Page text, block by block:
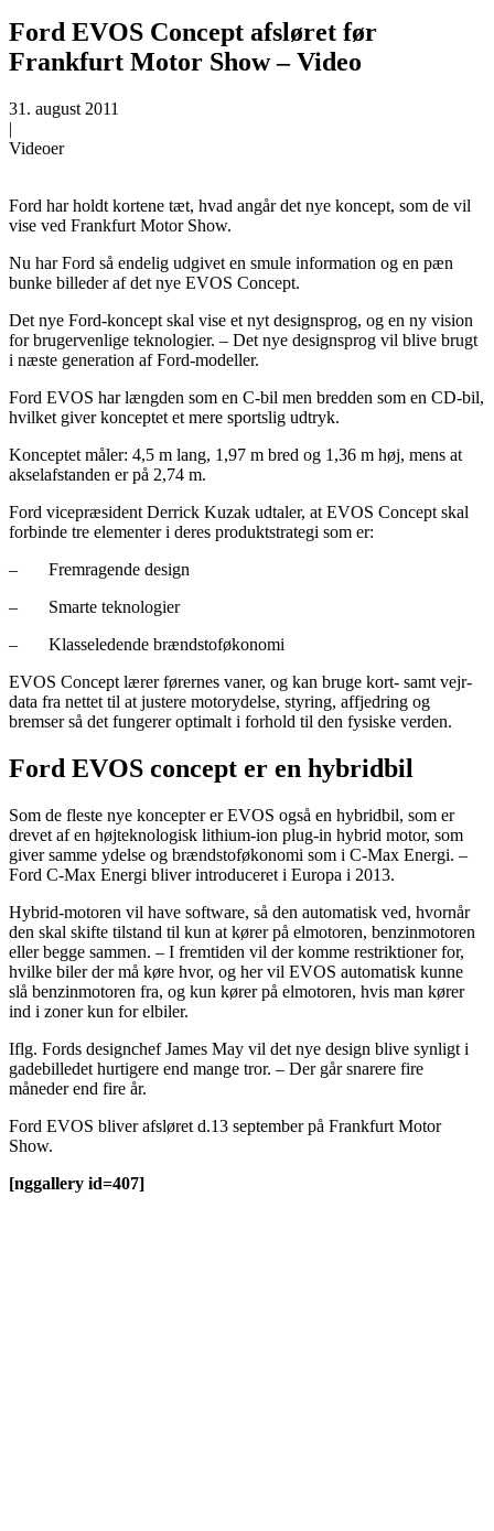
Ford EVOS Concept afsløret før
Frankfurt Motor Show – Video
31. august 2011
|
Videoer
Ford har holdt kortene tæt, hvad angår det nye koncept, som de vil
vise ved Frankfurt Motor Show.
Nu har Ford så endelig udgivet en smule information og en pæn
bunke billeder af det nye EVOS Concept.
Det nye Ford-koncept skal vise et nyt designsprog, og en ny vision
for brugervenlige teknologier. – Det nye designsprog vil blive brugt
i næste generation af Ford-modeller.
Ford EVOS har længden som en C-bil men bredden som en CD-bil,
hvilket giver konceptet et mere sportslig udtryk.
Konceptet måler: 4,5 m lang, 1,97 m bred og 1,36 m høj, mens at
akselafstanden er på 2,74 m.
Ford vicepræsident Derrick Kuzak udtaler, at EVOS Concept skal
forbinde tre elementer i deres produktstrategi som er:
– Fremragende design
– Smarte teknologier
– Klasseledende brændstoføkonomi
EVOS Concept lærer førernes vaner, og kan bruge kort- samt vejr-
data fra nettet til at justere motorydelse, styring, affjedring og
bremser så det fungerer optimalt i forhold til den fysiske verden.
Ford EVOS concept er en hybridbil
Som de fleste nye koncepter er EVOS også en hybridbil, som er
drevet af en højteknologisk lithium-ion plug-in hybrid motor, som
giver samme ydelse og brændstoføkonomi som i C-Max Energi. –
Ford C-Max Energi bliver introduceret i Europa i 2013.
Hybrid-motoren vil have software, så den automatisk ved, hvornår
den skal skifte tilstand til kun at kører på elmotoren, benzinmotoren
eller begge sammen. – I fremtiden vil der komme restriktioner for,
hvilke biler der må køre hvor, og her vil EVOS automatisk kunne
slå benzinmotoren fra, og kun kører på elmotoren, hvis man kører
ind i zoner kun for elbiler.
Iflg. Fords designchef James May vil det nye design blive synligt i
gadebilledet hurtigere end mange tror. – Der går snarere fire
måneder end fire år.
Ford EVOS bliver afsløret d.13 september på Frankfurt Motor
Show.
[nggallery id=407]